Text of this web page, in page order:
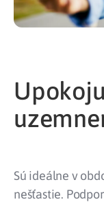
Sú ideálne v
nešťastie.